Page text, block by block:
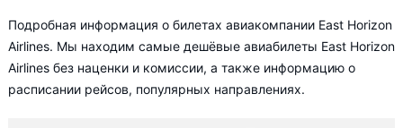
Подробная информация о билетах авиакомпании East Horizon
Airlines. Мы находим самые дешёвые авиабилеты East Horizon
Airlines без наценки и комиссии, а также информацию о
расписании рейсов, популярных направлениях.